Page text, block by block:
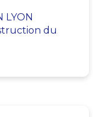
LYON
du